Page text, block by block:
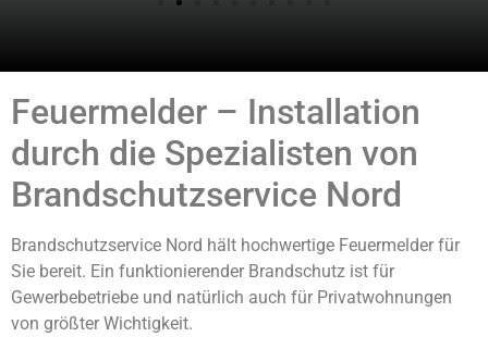
Feuermelder – Installation
durch die Spezialisten von
Brandschutzservice Nord
Brandschutzservice Nord hält hochwertige Feuermelder für
Sie bereit. Ein funktionierender Brandschutz ist für
Gewerbebetriebe und natürlich auch für Privatwohnungen
von größter Wichtigkeit.